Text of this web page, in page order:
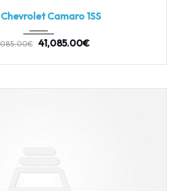
Camaro 1SS
€ 41,085.00€